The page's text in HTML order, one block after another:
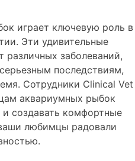
играет ключевую роль в
Эти удивительные
различных заболеваний,
последствиям,
Сотрудники Clinical Vet
аквариумных рыбок
создавать комфортные
любимцы радовали